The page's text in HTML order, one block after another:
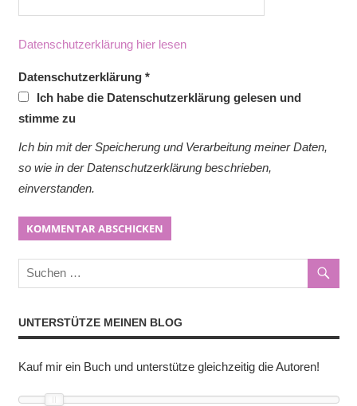
Datenschutzerklärung hier lesen
Datenschutzerklärung*
Ich habe die Datenschutzerklärung gelesen und
stimme zu
Ich bin mit der Speicherung und Verarbeitung meiner Daten,
so wie in der Datenschutzerklärung beschrieben,
einverstanden.
UNTERSTÜTZE MEINEN BLOG
Kauf mir ein Buch und unterstütze gleichzeitig die Autoren!